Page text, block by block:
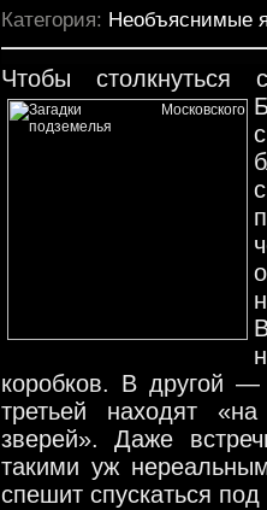
Категория: Необъяснимые
Чтобы столкнуться
коробков. В другой
третьей находят
зверей». Даже
такими уж
спешит спускаться